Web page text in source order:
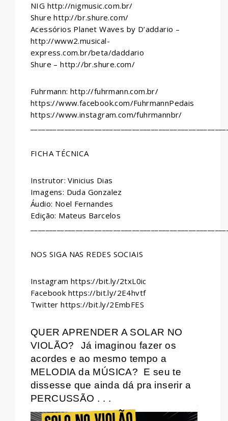
NIG http://nigmusic.com.br/
Shure http://br.shure.com/
Acessórios Planet Waves by D’addario –
http://www2.musical-
express.com.br/beta/daddario
Shure – http://br.shure.com/
Fuhrmann: http://fuhrmann.com.br/
https://www.facebook.com/FuhrmannPedais
https://www.instagram.com/fuhrmannbr/
FICHA TÉCNICA
Instrutor: Vinicius Dias
Imagens: Duda Gonzalez
Áudio: Noel Fernandes
Edição: Mateus Barcelos
NOS SIGA NAS REDES SOCIAIS
Instagram https://bit.ly/2txL0ic
Facebook https://bit.ly/2E4hvtf
Twitter https://bit.ly/2EmbFES
QUER APRENDER A SOLAR NO
VIOLÃO?
Já imaginou fazer os
acordes e ao mesmo tempo a
MELODIA da MÚSICA? E seu te
dissesse que ainda dá pra inserir a
PERCUSSÃO . . .